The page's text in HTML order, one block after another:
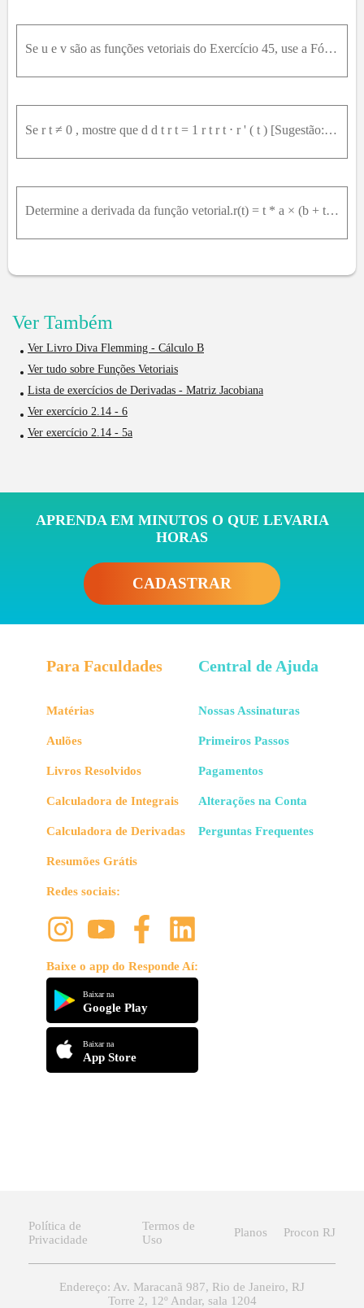
Se u e v são as funções vetoriais do Exercício 45, use a Fórmula 5 do Teorema 3 para encontrard/dt [ u(t) × v(t) ]
Se r t ≠ 0 , mostre que d d t r t = 1 r t r t ⋅ r ' ( t ) [Sugestão: r t 2 = r t ⋅ r ( t ) ] .
Determine a derivada da função vetorial.r(t) = t * a × (b + t * c)
Ver Também
Ver Livro Diva Flemming - Cálculo B
Ver tudo sobre Funções Vetoriais
Lista de exercícios de Derivadas - Matriz Jacobiana
Ver exercício 2.14 - 6
Ver exercício 2.14 - 5a
APRENDA EM MINUTOS O QUE LEVARIA
HORAS
CADASTRAR
Para Faculdades
Matérias
Aulões
Livros Resolvidos
Calculadora de Integrais
Calculadora de Derivadas
Resumões Grátis
Redes sociais:
Baixe o app do Responde Aí:
Baixar na
Google Play
Baixar na
App Store
Central de Ajuda
Nossas Assinaturas
Primeiros Passos
Pagamentos
Alterações na Conta
Perguntas Frequentes
Política de
Privacidade
Termos de
Uso
Planos Procon RJ
Endereço: Av. Maracanã 987, Rio de Janeiro, RJ
Torre 2, 12º Andar, sala 1204